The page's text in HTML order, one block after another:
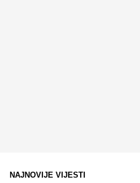
NAJNOVIJE VIJESTI